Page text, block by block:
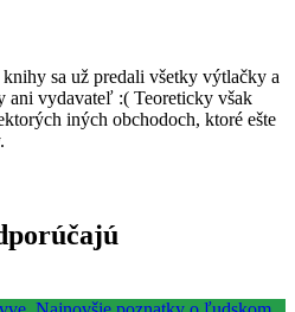
sa už predali všetky výtlačky a
ani vydavateľ :( Teoreticky však
iných obchodoch, ktoré ešte